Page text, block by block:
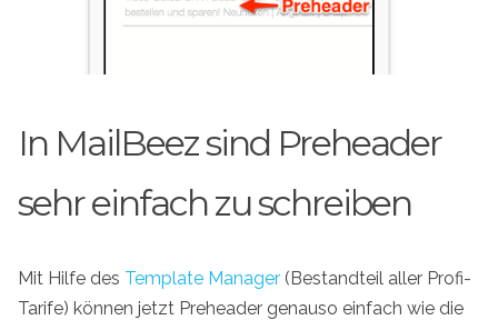
In MailBeez sind Preheader
sehr einfach zu schreiben
Mit Hilfe des Template Manager (Bestandteil aller Profi-
Tarife) können jetzt Preheader genauso einfach wie die